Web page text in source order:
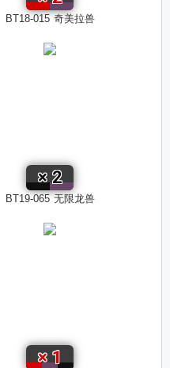
BT18-015 奇美拉兽
BT19-065 无限龙兽
×2
×1